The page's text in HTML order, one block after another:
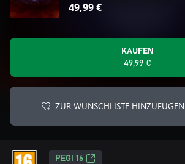
49,99 €
KAUFEN
49,99 €
ZUR WUNSCHLISTE HINZUFÜGEN
PEGI 16